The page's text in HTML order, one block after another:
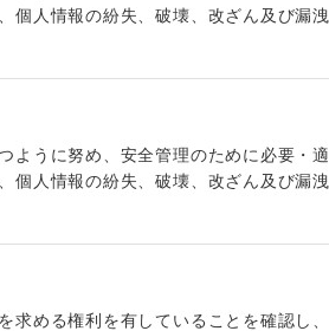
個人情報の紛失、破壊、改ざん及び漏洩
ように努め、安全管理のために必要・適
個人情報の紛失、破壊、改ざん及び漏洩
める権利を有していることを確認し、